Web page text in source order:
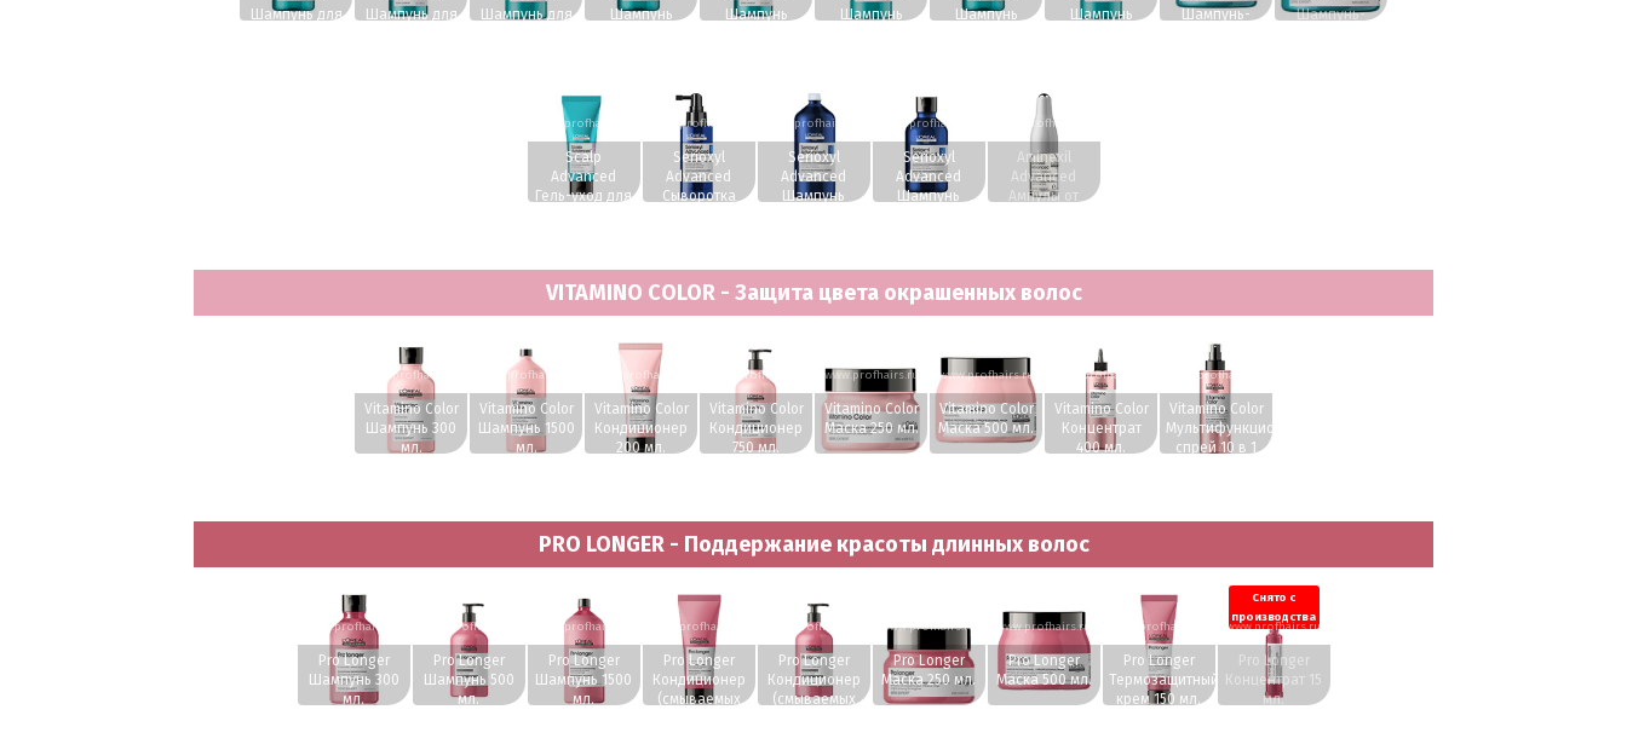
Шампунь для
Шампунь для
Шампунь для
Шампунь
кожи головы
Шампунь
Шампунь
Шампунь
Шампунь
Шампунь-
Шампунь-
www.profhairs.ru
Scalp
Advanced
Гель-уход для
www.profhairs.ru
Serioxyl
Advanced
Сыворотка
www.profhairs.ru
Serioxyl
Advanced
Шампунь
www.profhairs.ru
Serioxyl
Advanced
Шампунь
www.profhairs.ru
Aminexil
Advanced
Ампулы от
VITAMINO COLOR - Защита цвета окрашенных волос
www.profhairs.ru
Vitamino Color
Шампунь 300
мл.
www.profhairs.ru
Vitamino Color
Шампунь 1500
мл.
www.profhairs.ru
Vitamino Color
Кондиционер
200 мл.
www.profhairs.ru
Vitamino Color
Кондиционер
750 мл.
www.profhairs.ru
Vitamino Color
Маска 250 мл.
www.profhairs.ru
Vitamino Color
Маска 500 мл.
www.profhairs.ru
Vitamino Color
Концентрат
400 мл.
www.profhairs.ru
Vitamino Color
Мультифункциональный
спрей 10 в 1
PRO LONGER - Поддержание красоты длинных волос
www.profhairs.ru
Pro Longer
Шампунь 300
мл.
www.profhairs.ru
Pro Longer
Шампунь 500
мл.
www.profhairs.ru
Pro Longer
Шампунь 1500
мл.
www.profhairs.ru
Pro Longer
Кондиционер
(смываемых
www.profhairs.ru
Pro Longer
Кондиционер
(смываемых
www.profhairs.ru
Pro Longer
Маска 250 мл.
www.profhairs.ru
Pro Longer
Маска 500 мл.
www.profhairs.ru
Pro Longer
Термозащитный
крем 150 мл.
Снято с
производства
www.profhairs.ru
Pro Longer
Концентрат 15
мл.